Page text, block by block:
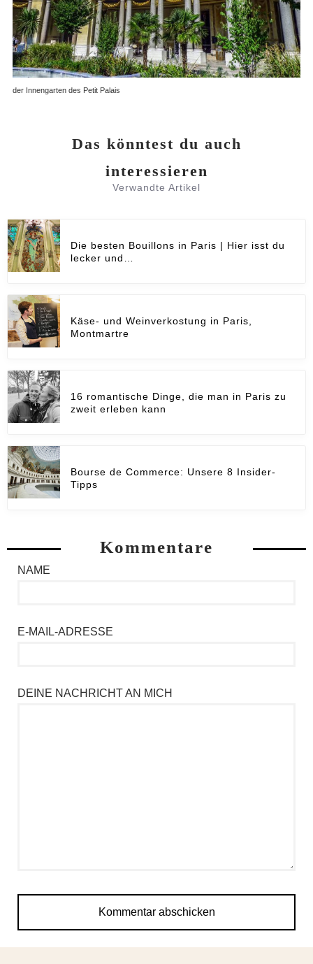
der Innengarten des Petit Palais
Das könntest du auch
interessieren
Verwandte Artikel
Die besten Bouillons in Paris | Hier isst du
lecker und…
Käse- und Weinverkostung in Paris,
Montmartre
16 romantische Dinge, die man in Paris zu
zweit erleben kann
Bourse de Commerce: Unsere 8 Insider-
Tipps
Kommentare
NAME
E-MAIL-ADRESSE
DEINE NACHRICHT AN MICH